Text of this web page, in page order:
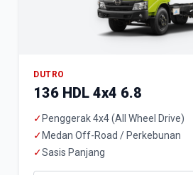
DUTRO
136 HDL 4x4 6.8
✓ Penggerak 4x4 (All Wheel Drive)
✓ Medan Off-Road / Perkebunan
✓Sasis Panjang